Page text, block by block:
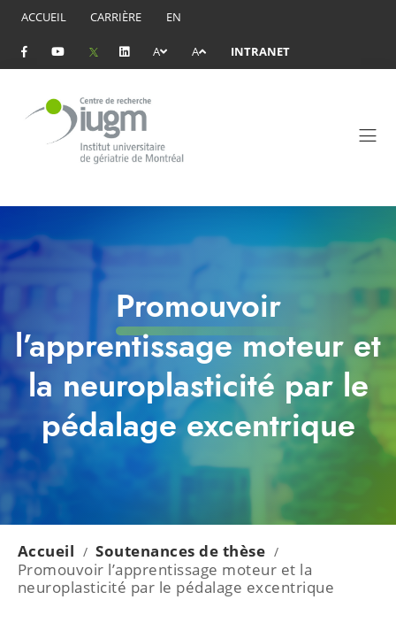
ACCUEIL CARRIÈRE EN
A A INTRANET
Promouvoir
l’apprentissage moteur et
la neuroplasticité par le
pédalage excentrique
Accueil / Soutenances de thèse /
Promouvoir l’apprentissage moteur et la
neuroplasticité par le pédalage excentrique